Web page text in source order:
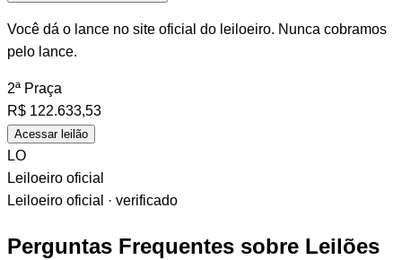
Você dá o lance no site oficial do leiloeiro. Nunca cobramos
pelo lance.
2ª Praça
R$ 122.633,53
Acessar leilão
LO
Leiloeiro oficial
Leiloeiro oficial · verificado
Perguntas Frequentes sobre Leilões